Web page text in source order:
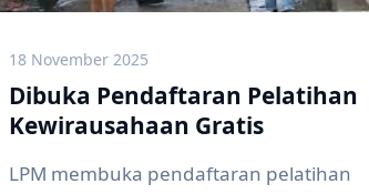
18 November 2025
Dibuka Pendaftaran Pelatihan
Kewirausahaan Gratis
LPM membuka pendaftaran pelatihan